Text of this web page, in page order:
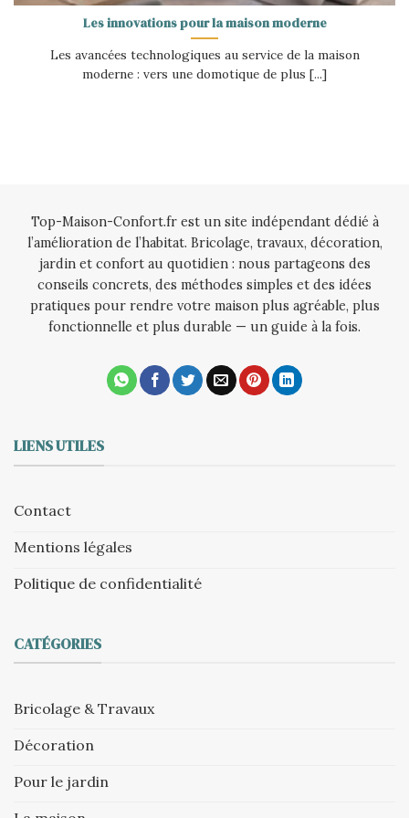
Les innovations pour la maison moderne
Les avancées technologiques au service de la maison
moderne : vers une domotique de plus [...]
Top-Maison-Confort.fr est un site indépendant dédié à
l’amélioration de l’habitat. Bricolage, travaux, décoration,
jardin et confort au quotidien : nous partageons des
conseils concrets, des méthodes simples et des idées
pratiques pour rendre votre maison plus agréable, plus
fonctionnelle et plus durable — un guide à la fois.
LIENS UTILES
Contact
Mentions légales
Politique de confidentialité
CATÉGORIES
Bricolage & Travaux
Décoration
Pour le jardin